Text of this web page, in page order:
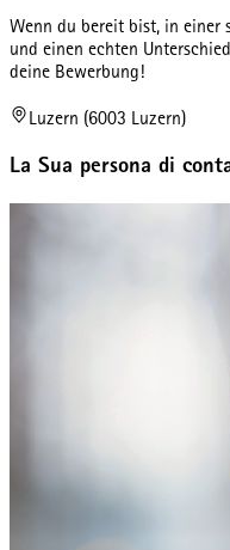
Wenn du bereit bist, in einer
und einen echten
deine Bewerbung!
Luzern (6003 Luzern)
La Sua persona di